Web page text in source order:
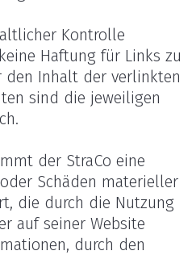
Kontrolle
Haftung für Links zu
den Inhalt der verlinkten
sind die jeweiligen
der StraCo eine
Schäden materieller
die durch die Nutzung
auf seiner Website
durch den